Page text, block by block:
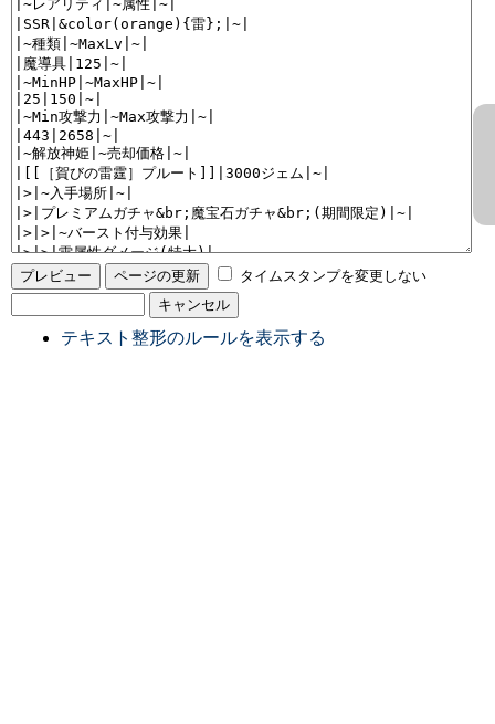
タイムスタンプを変更しない
テキスト整形のルールを表示する